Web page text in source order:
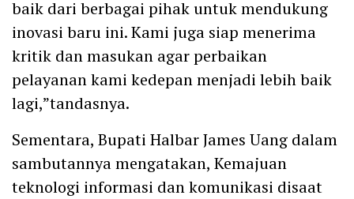
baik dari berbagai pihak untuk mendukung
inovasi baru ini. Kami juga siap menerima
kritik dan masukan agar perbaikan
pelayanan kami kedepan menjadi lebih baik
lagi,”tandasnya.
Sementara, Bupati Halbar James Uang dalam
sambutannya mengatakan, Kemajuan
teknologi informasi dan komunikasi disaat